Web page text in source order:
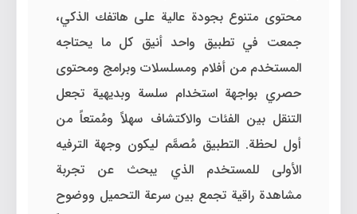
محتوى متنوع بجودة عالية على هاتفك الذكي،
جمعت في تطبيق واحد أنيق كل ما يحتاجه
المستخدم من أفلام ومسلسلات وبرامج ومحتوى
حصري بواجهة استخدام سلسة وبديهية تجعل
التنقل بين الفئات والاكتشاف سهلاً ومُمتعاً من
أول لحظة. التطبيق مُصمَّم ليكون وجهة الترفيه
الأولى للمستخدم الذي يبحث عن تجربة
مشاهدة راقية تجمع بين سرعة التحميل ووضوح